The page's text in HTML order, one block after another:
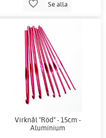
Se alla
Virknål "Röd" - 15cm -
Aluminium